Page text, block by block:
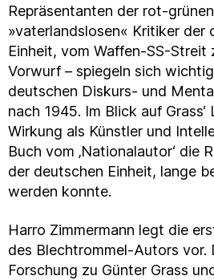
Repräsentanten der rot-
»vaterlandslosen« Kritiker der
Einheit, vom Waffen-SS-Streit
Vorwurf – spiegeln sich
deutschen Diskurs- und
nach 1945. Im Blick auf
Wirkung als Künstler und
Buch vom ‚Nationalautor‘ die
der deutschen Einheit, lange
werden konnte.
Harro Zimmermann legt die
des Blechtrommel-Autors vor.
Forschung zu Günter Grass